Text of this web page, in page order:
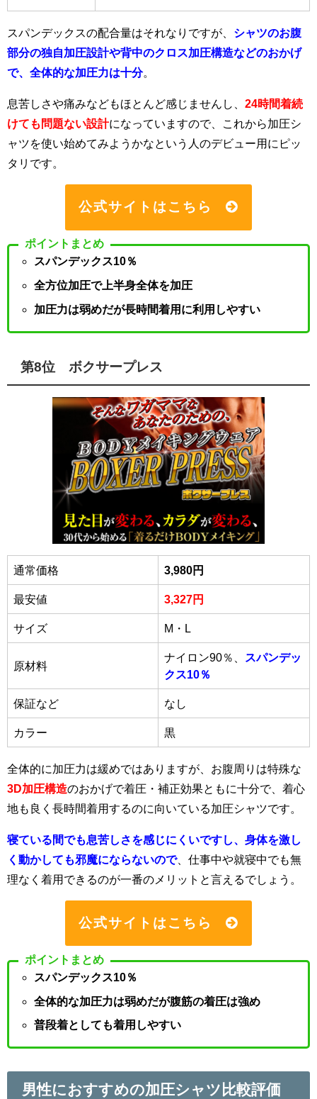
スパンデックスの配合量はそれなりですが、 シャツのお腹
部分の独自加圧設計や背中のクロス加圧構造などのおかげ
で、全体的な加圧力は十分。
息苦しさや痛みなどもほとんど感じませんし、 24時間着続
けても問題ない設計になっていますので、これから加圧シ
ャツを使い始めてみようかなという人のデビュー用にピッ
タリです。
公式サイトはこちら
ポイントまとめ
スパンデックス10％
全方位加圧で上半身全体を加圧
加圧力は弱めだが長時間着用に利用しやすい
第8位 ボクサープレス
通常価格 3,980円
最安値 3,327円
サイズ M・L
原材料
ナイロン90％、
スパンデッ
クス10％
保証など なし
カラー 黒
全体的に加圧力は緩めではありますが、お腹周りは特殊な
3D加圧構造のおかげで着圧・補正効果ともに十分で、着心
地も良く長時間着用するのに向いている加圧シャツです。
寝ている間でも息苦しさを感じにくいですし、身体を激し
く動かしても邪魔にならないので、仕事中や就寝中でも無
理なく着用できるのが一番のメリットと言えるでしょう。
公式サイトはこちら
ポイントまとめ
スパンデックス10％
全体的な加圧力は弱めだが腹筋の着圧は強め
普段着としても着用しやすい
男性におすすめの加圧シャツ比較評価